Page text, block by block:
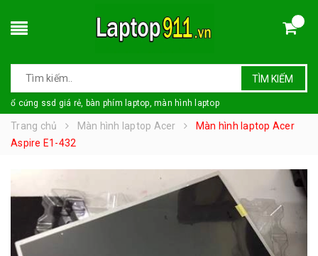
TÌM KIẾM
ổ cứng ssd giá rẻ, bàn phím laptop, màn hình laptop
Trang chủ Màn hình laptop Acer
Màn hình laptop Acer
Aspire E1-432